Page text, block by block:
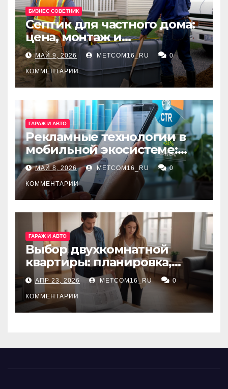
БИЗНЕС СОВЕТНИК
Септик для частного дома:
цена, монтаж и
организация автономной
канализации
МАЙ 9, 2026 METCOM16_RU 0
КОММЕНТАРИИ
ГАРАЖ И АВТО
Рекламные технологии в
мобильной экосистеме:
ключевые сервисы и
принципы работы
МАЙ 8, 2026 METCOM16_RU 0
КОММЕНТАРИИ
ГАРАЖ И АВТО
Выбор двухкомнатной
квартиры: планировка,
состояние жилья и
проверка документов
АПР 23, 2026 METCOM16_RU 0
КОММЕНТАРИИ